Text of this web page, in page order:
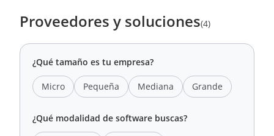
Proveedores y soluciones(4)
¿Qué tamaño es tu empresa?
Micro Pequeña Mediana Grande
¿Qué modalidad de software buscas?